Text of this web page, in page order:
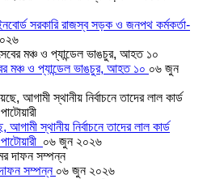
সরকারি রাজস্ব সড়ক ও জনপথ কর্মকর্তা-
মঞ্চ ও প্যান্ডেল ভাঙচুর, আহত ১০ ০৬ জুন
আগামী স্থানীয় নির্বাচনে তাদের লাল কার্ড
০৬ জুন ২০২৬
সম্পন্ন ০৬ জুন ২০২৬